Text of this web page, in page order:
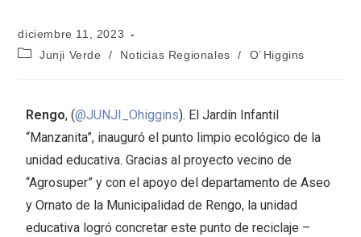
diciembre 11, 2023
Junji Verde
/ Noticias Regionales / O´Higgins
Rengo, (@JUNJI_Ohiggins). El Jardín Infantil
“Manzanita”, inauguró el punto limpio ecológico de la
unidad educativa. Gracias al proyecto vecino de
“Agrosuper” y con el apoyo del departamento de Aseo
y Ornato de la Municipalidad de Rengo, la unidad
educativa logró concretar este punto de reciclaje –